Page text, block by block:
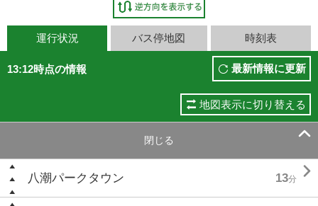
運行状況 バス停地図 時刻表
13:12時点の情報 最新情報に更新
地図表示に切り替える
閉じる 
八潮パークタウン 13分 